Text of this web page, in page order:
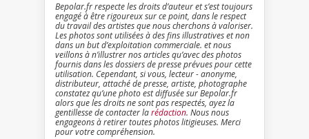
Bepolar.fr respecte les droits d’auteur et s’est toujours
engagé à être rigoureux sur ce point, dans le respect
du travail des artistes que nous cherchons à valoriser.
Les photos sont utilisées à des fins illustratives et non
dans un but d’exploitation commerciale. et nous
veillons à n’illustrer nos articles qu’avec des photos
fournis dans les dossiers de presse prévues pour cette
utilisation. Cependant, si vous, lecteur - anonyme,
distributeur, attaché de presse, artiste, photographe
constatez qu’une photo est diffusée sur Bepolar.fr
alors que les droits ne sont pas respectés, ayez la
gentillesse de contacter larédaction. Nous nous
engageons à retirer toutes photos litigieuses. Merci
pour votre compréhension.